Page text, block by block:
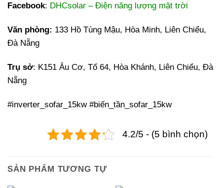
Facebook: DHCsolar – Điện năng lượng mặt trời
Văn phòng: 133 Hồ Tùng Mậu, Hòa Minh, Liên Chiểu,
Đà Nẵng
Trụ sở: K151 Âu Cơ, Tổ 64, Hòa Khánh, Liên Chiểu, Đà
Nẵng
#inverter_sofar_15kw #biến_tần_sofar_15kw
4.2/5 - (5 bình chọn)
SẢN PHẨM TƯƠNG TỰ